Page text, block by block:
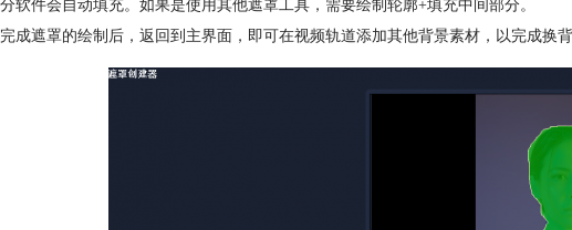
分软件会自动填充。如果是使用其他遮罩工具，需要绘制轮廓+填充中间部分。
完成遮罩的绘制后，返回到主界面，即可在视频轨道添加其他背景素材，以完成换背